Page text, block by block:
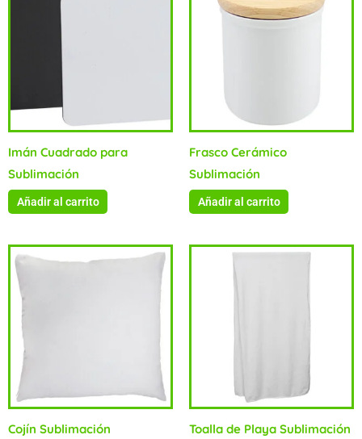
Imán Cuadrado para
Sublimación
Añadir al carrito
Frasco Cerámico
Sublimación
Añadir al carrito
Cojín Sublimación Toalla de Playa Sublimación